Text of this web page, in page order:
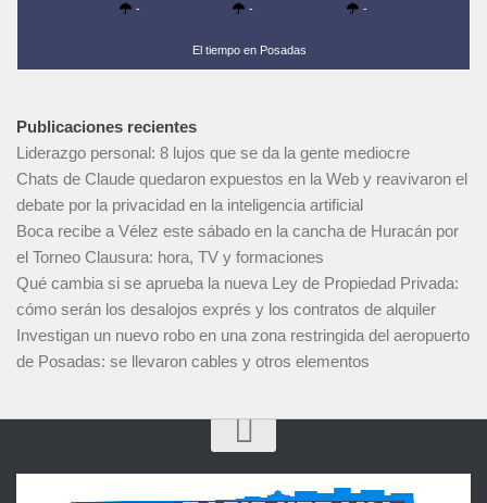
- - -
El tiempo en Posadas
Publicaciones recientes
Liderazgo personal: 8 lujos que se da la gente mediocre
Chats de Claude quedaron expuestos en la Web y reavivaron el
debate por la privacidad en la inteligencia artificial
Boca recibe a Vélez este sábado en la cancha de Huracán por
el Torneo Clausura: hora, TV y formaciones
Qué cambia si se aprueba la nueva Ley de Propiedad Privada:
cómo serán los desalojos exprés y los contratos de alquiler
Investigan un nuevo robo en una zona restringida del aeropuerto
de Posadas: se llevaron cables y otros elementos